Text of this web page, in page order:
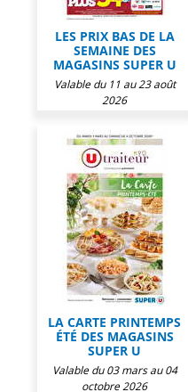
LES PRIX BAS DE LA
SEMAINE DES
MAGASINS SUPER U
Valable du 11 au 23 août
2026
LA CARTE PRINTEMPS
ÉTÉ DES MAGASINS
SUPER U
Valable du 03 mars au 04
octobre 2026